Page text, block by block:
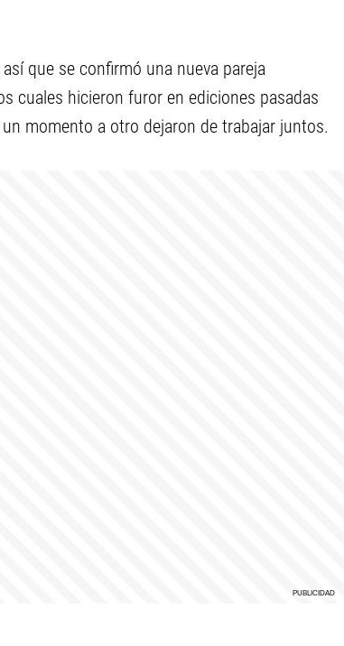
que se confirmó una nueva pareja
cuales hicieron furor en ediciones pasadas
momento a otro dejaron de trabajar juntos.